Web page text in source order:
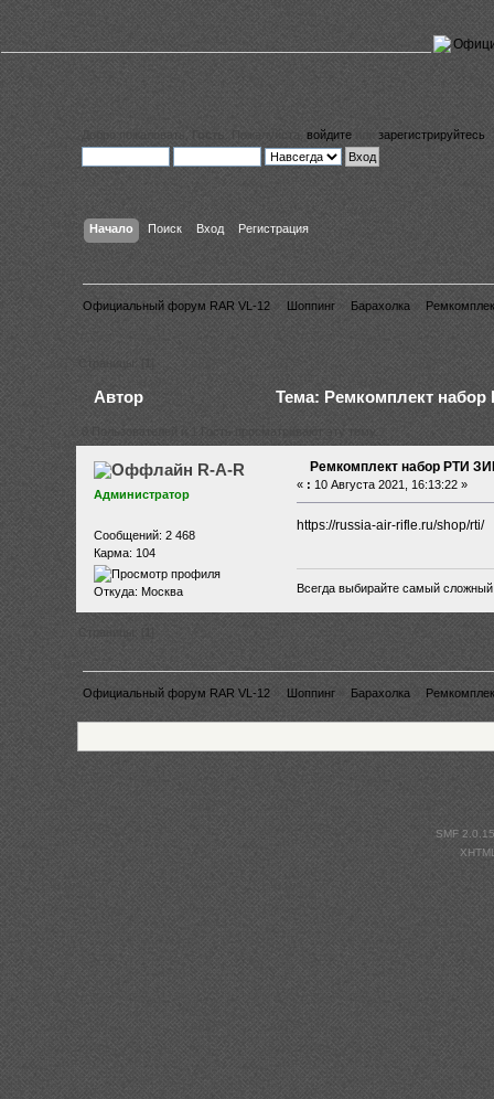
Добро пожаловать, Гость . Пожалуйста,войдите зарегистрируйтесь
Начало Поиск Вход Регистрация
Официальный форум RAR VL-12 » Шоппинг» Барахолка»
Страницы: [
Автор Тема: Ремкомплект
0 Пользователей и 1 Гость просматривают эту тему.
R-A-R
Администратор
Сообщений: 2 468
Карма: 104
Откуда: Москва
Ремкомплект набор РТИ
« : 10 Августа 2021, 16:13:22 »
https://russia-air-rifle.ru/shop/rti/
Всегда выбирайте самый
Официальный форум RAR VL-12 Шоппинг» Барахолка»
SMF 2.0.15